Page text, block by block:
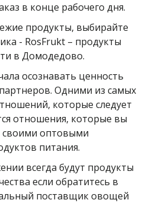
в конце рабочего дня.
продукты, выбирайте
- RosFrukt – продукты
в Домодедово.
осознавать ценность
Одними из самых
которые следует
отношения, которые вы
своими оптовыми
питания.
всегда будут продукты
если обратитесь в
поставщик овощей